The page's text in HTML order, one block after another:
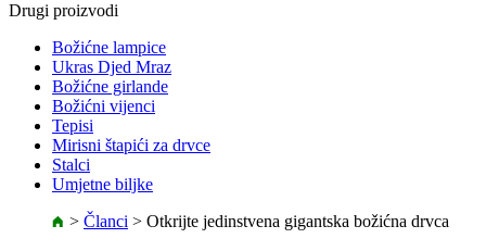
Drugi proizvodi
Božićne lampice
Ukras Djed Mraz
Božićne girlande
Božićni vijenci
Tepisi
Mirisni štapići za drvce
Stalci
Umjetne biljke
> Članci > Otkrijte jedinstvena gigantska božićna drvca